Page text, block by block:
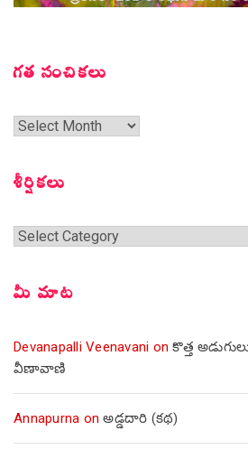
గత సంచికలు
గత
శీర్షికలు
శీర్షికలు
మీ మాట
Devanapalli Veenavani onకొత్త
వీణావాణి
Annapurna onఅడ్డదారి (కథ)